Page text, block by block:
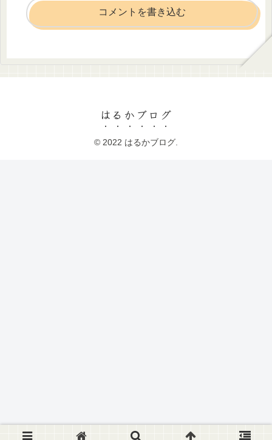
コメントを書き込む
はるかブログ
© 2022 はるかブログ.